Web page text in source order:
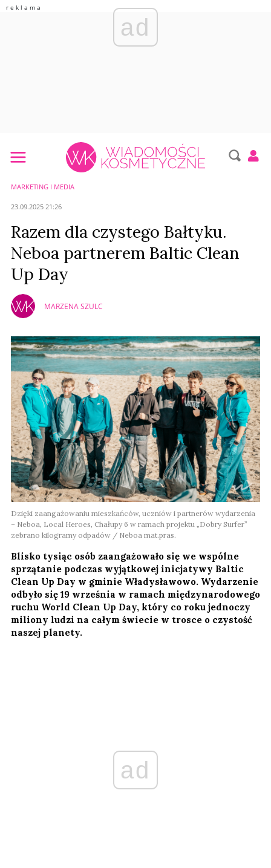
ad
MARKETING I MEDIA
23.09.2025 21:26
Razem dla czystego Bałtyku.
Neboa partnerem Baltic Clean
Up Day
MARZENA SZULC
Dzięki zaangażowaniu mieszkańców, uczniów i partnerów wydarzenia
– Neboa, Local Heroes, Chałupy 6 w ramach projektu „Dobry Surfer”
zebrano kilogramy odpadów / Neboa mat.pras.
Blisko tysiąc osób zaangażowało się we wspólne
sprzątanie podczas wyjątkowej inicjatywy Baltic
Clean Up Day w gminie Władysławowo. Wydarzenie
odbyło się 19 września w ramach międzynarodowego
ruchu World Clean Up Day, który co roku jednoczy
miliony ludzi na całym świecie w trosce o czystość
naszej planety.
ad